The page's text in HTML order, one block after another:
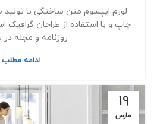
لورم ایپسوم متن ساختگی با
چاپ و با استفاده از طراحان گرافیک
روزنامه و مجله
ادامه مطلب
19
مارس